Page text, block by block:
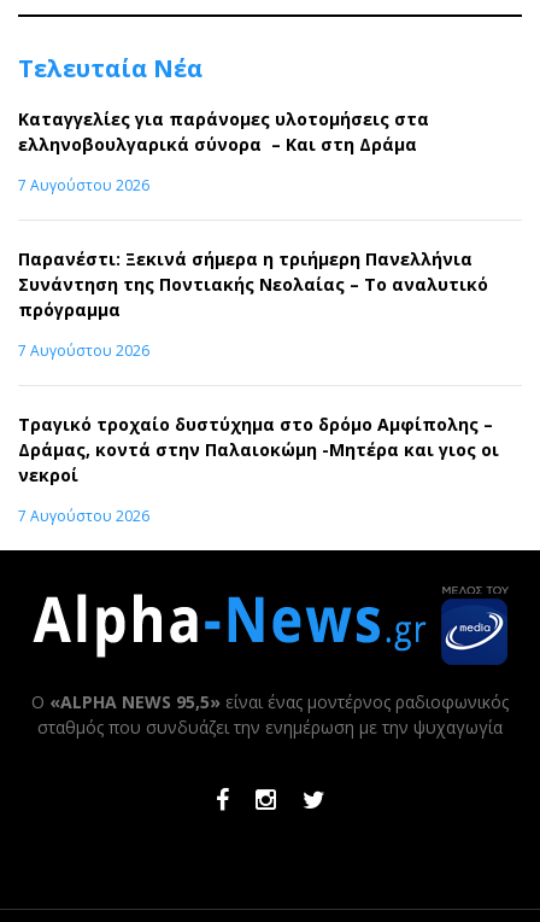
Τελευταία Νέα
Καταγγελίες για παράνομες υλοτομήσεις στα
ελληνοβουλγαρικά σύνορα – Και στη Δράμα
7 Αυγούστου 2026
Παρανέστι: Ξεκινά σήμερα η τριήμερη Πανελλήνια
Συνάντηση της Ποντιακής Νεολαίας – Το αναλυτικό
πρόγραμμα
7 Αυγούστου 2026
Τραγικό τροχαίο δυστύχημα στο δρόμο Αμφίπολης –
Δράμας, κοντά στην Παλαιοκώμη -Μητέρα και γιος οι
νεκροί
7 Αυγούστου 2026
Ο «ALPHA NEWS 95,5» είναι ένας μοντέρνος ραδιοφωνικός
σταθμός που συνδυάζει την ενημέρωση με την ψυχαγωγία
FacebookInstagramTwitter